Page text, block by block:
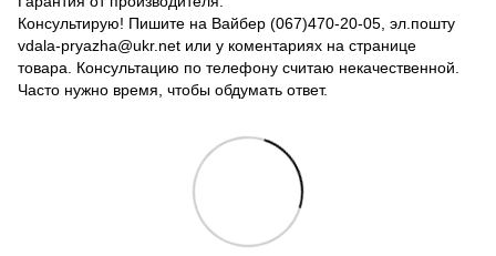
Консультирую! Пишите на Вайбер (067)470-20-05, эл.пошту
vdala-pryazha@ukr.net или у коментариях на странице
товара. Консультацию по телефону считаю некачественной.
Часто нужно время, чтобы обдумать ответ.